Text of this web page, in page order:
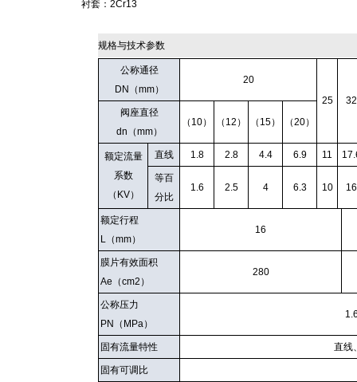
衬套：2Cr13
规格与技术参数
公称通径
DN（mm）
20
25
32
阀座直径
dn（mm）
（10） （12） （15） （20）
额定流量
系数
（KV）
直线 1.8 2.8 4.4 6.9 11
等百
分比
1.6 2.5 4 6.3 10 16
额定行程
L（mm）
16
膜片有效面积
Ae（cm2）
280
公称压力
PN（MPa）
固有流量特性 直线
固有可调比